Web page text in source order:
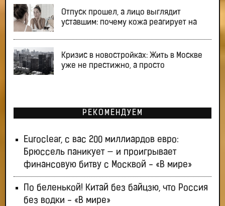
Отпуск прошел, а лицо выглядит
уставшим: почему кожа реагирует на
Кризис в новостройках: Жить в Москве
уже не престижно, а просто
РЕКОМЕНДУЕМ
Euroclear, с вас 200 миллиардов евро:
Брюссель паникует — и проигрывает
финансовую битву с Москвой - «В мире»
По беленькой! Китай без байцзю, что Россия
без водки - «В мире»